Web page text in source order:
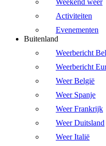
Weekend weer
Activiteiten
Evenementen
Buitenland
Weerbericht
Weerbericht
Weer België
Weer Spanje
Weer Frankrijk
Weer Duitsland
Weer Italië